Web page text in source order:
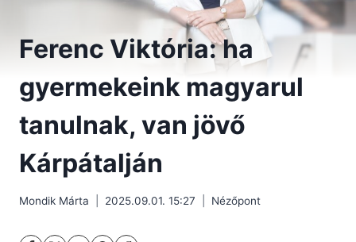
Ferenc Viktória: ha
gyermekeink magyarul
tanulnak, van jövő
Kárpátalján
Mondik Márta 2025.09.01. 15:27 Nézőpont